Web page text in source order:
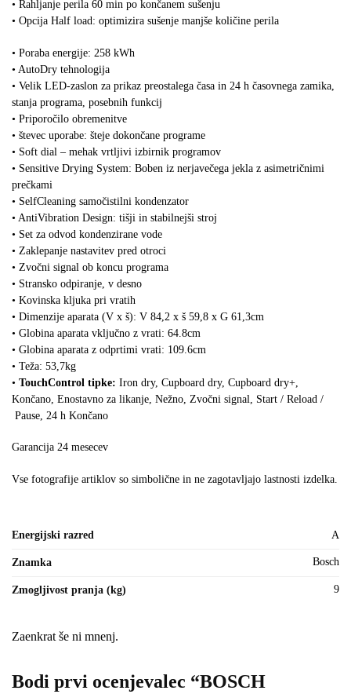
• Rahljanje perila 60 min po končanem sušenju
• Opcija Half load: optimizira sušenje manjše količine perila
• Poraba energije: 258 kWh
• AutoDry tehnologija
• Velik LED-zaslon za prikaz preostalega časa in 24 h časovnega zamika,
stanja programa, posebnih funkcij
• Priporočilo obremenitve
• števec uporabe: šteje dokončane programe
• Soft dial – mehak vrtljivi izbirnik programov
• Sensitive Drying System: Boben iz nerjavečega jekla z asimetričnimi
prečkami
• SelfCleaning samočistilni kondenzator
• AntiVibration Design: tišji in stabilnejši stroj
• Set za odvod kondenzirane vode
• Zaklepanje nastavitev pred otroci
• Zvočni signal ob koncu programa
• Stransko odpiranje, v desno
• Kovinska kljuka pri vratih
• Dimenzije aparata (V x š): V 84,2 x š 59,8 x G 61,3cm
• Globina aparata vključno z vrati: 64.8cm
• Globina aparata z odprtimi vrati: 109.6cm
• Teža: 53,7kg
• TouchControl tipke: Iron dry, Cupboard dry, Cupboard dry+,
Končano, Enostavno za likanje, Nežno, Zvočni signal, Start / Reload /
Pause, 24 h Končano
Garancija 24 mesecev
Vse fotografije artiklov so simbolične in ne zagotavljajo lastnosti izdelka.
Energijski razred A
Znamka Bosch
Zmogljivost pranja (kg) 9
Zaenkrat še ni mnenj.
Bodi prvi ocenjevalec “BOSCH